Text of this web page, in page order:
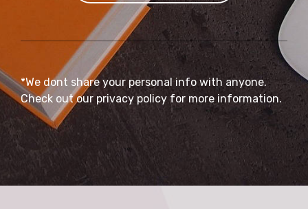
*We dont share your personal info with anyone.
Check out our privacy policy for more information.